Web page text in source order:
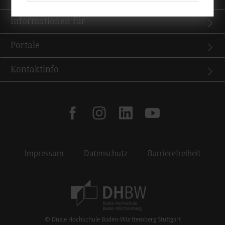
Informationen für
Portale
Kontaktinfo
facebookinstagramlinkedinyoutube
Impressum Datenschutz Barrierefreiheit
© Duale Hochschule Baden-Württemberg Stuttgart